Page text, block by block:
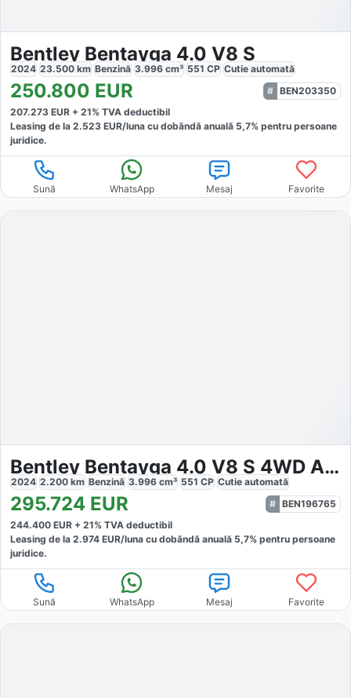
Bentley Bentayga 4.0 V8 S
2024 23.500 km Benzină 3.996 cm³ 551 CP Cutie automată
250.800 EUR
BEN203350
207.273 EUR + 21% TVA deductibil
Leasing de la 2.523 EUR/luna cu dobăndă anuală 5,7% pentru persoane
juridice.
Sună WhatsApp Mesaj Favorite
Bentley Bentayga 4.0 V8 S 4WD Automată
2024 2.200 km Benzină 3.996 cm³ 551 CP Cutie automată
295.724 EUR
BEN196765
244.400 EUR + 21% TVA deductibil
Leasing de la 2.974 EUR/luna cu dobăndă anuală 5,7% pentru persoane
juridice.
Sună WhatsApp Mesaj Favorite